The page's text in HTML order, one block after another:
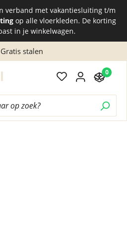
verband met vakantiesluiting t/m
op alle vloerkleden. De korting
in je winkelwagen.
Gratis stalen
0